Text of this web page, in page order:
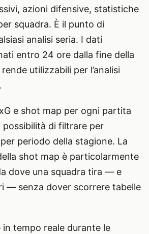
azioni difensive, statistiche
squadra. È il punto di
analisi seria. I dati
entro 24 ore dalla fine della
utilizzabili per l’analisi
e shot map per ogni partita
possibilità di filtrare per
periodo della stagione. La
shot map è particolarmente
dove una squadra tira — e
— senza dover scorrere tabelle
tempo reale durante le